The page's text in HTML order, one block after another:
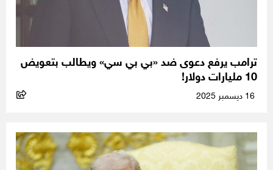
ترامب يرفع دعوى ضد «بي بي سي» ويطالب بتعويض
10 مليارات دولار!